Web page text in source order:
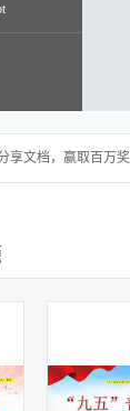
享文档，赢取百万